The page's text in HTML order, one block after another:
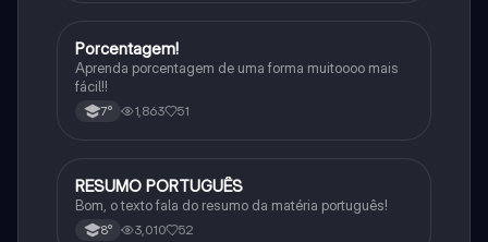
Matematica
Porcentagem!
Aprenda porcentagem de uma forma muitoooo mais
fácil!!
7° 1,863 51
Português
RESUMO PORTUGUÊS
Bom, o texto fala do resumo da matéria português!
8° 3,010 52